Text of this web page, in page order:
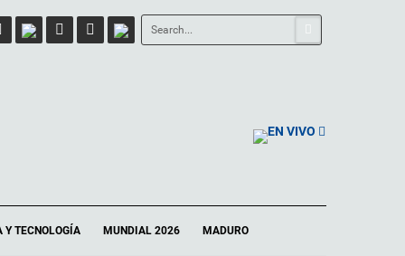
EN VIVO
Y TECNOLOGÍA MUNDIAL 2026 MADURO